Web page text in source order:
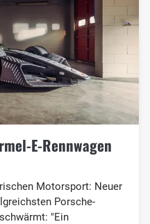
E-Rennwagen
Motorsport: Neuer
Porsche-
"Ein